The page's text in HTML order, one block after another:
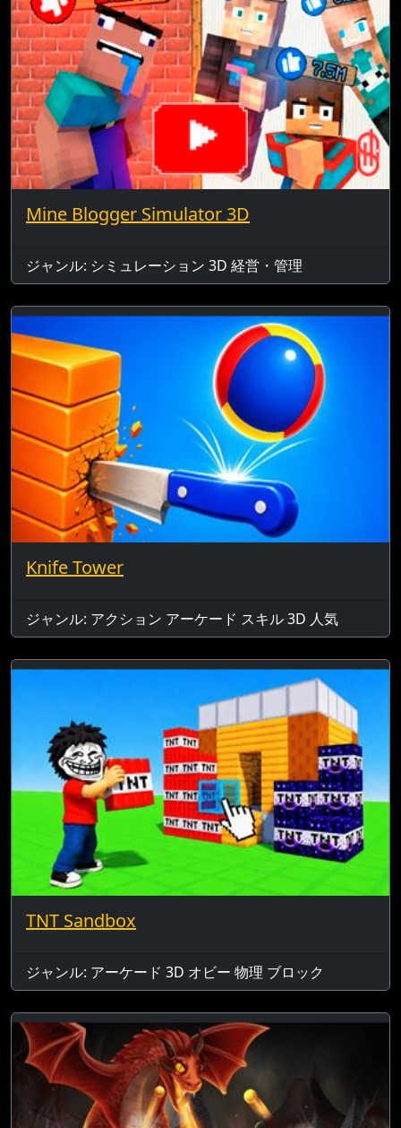
Mine Blogger Simulator 3D
ジャンル: シミュレーション 3D 経営・管理
Knife Tower
ジャンル: アクション アーケード スキル 3D 人気
TNT Sandbox
ジャンル: アーケード 3D オビー 物理 ブロック